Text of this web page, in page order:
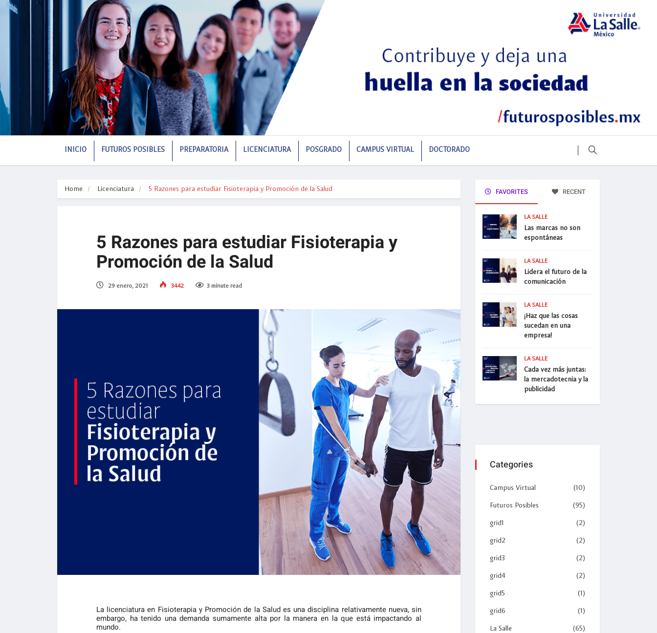
INICIO FUTUROS POSIBLES PREPARATORIA LICENCIATURA POSGRADO CAMPUS VIRTUAL DOCTORADO
Home Licenciatura 5 Razones para estudiar Fisioterapia y Promoción de la Salud
5 Razones para estudiar Fisioterapia y
Promoción de la Salud
29 enero, 2021 3442 3 minute read
La licenciatura en Fisioterapia y Promoción de la Salud es una disciplina relativamente nueva, sin
embargo, ha tenido una demanda sumamente alta por la manera en la que está impactando al
mundo.
FAVORITES RECENT
LA SALLE
Las marcas no son
espontáneas
LA SALLE
Lidera el futuro de la
comunicación
LA SALLE
¡Haz que las cosas
sucedan en una
empresa!
LA SALLE
Cada vez más juntas:
la mercadotecnia y la
publicidad
Categories
Campus Virtual (10)
Futuros Posibles (95)
grid1 (2)
grid2 (2)
grid3 (2)
grid4 (2)
grid5 (1)
grid6 (1)
La Salle (65)